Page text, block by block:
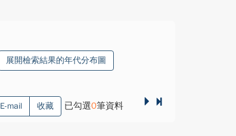
展開檢索結果的年代分布圖
E-mail 收藏 已勾選0筆資料